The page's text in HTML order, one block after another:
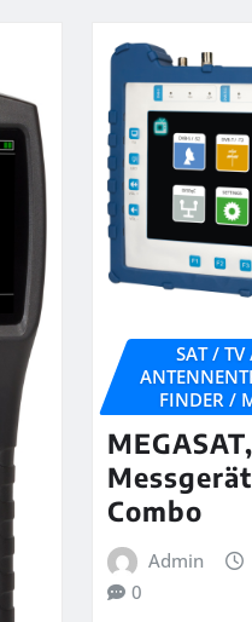
SAT /
FINDER /
Combo
Admin
0